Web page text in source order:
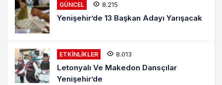
GÜNCEL 8.215
Yenişehir’de 13 Başkan Adayı Yarışacak
ETKINLIKLER 8.013
Letonyalı Ve Makedon Dansçılar
Yenişehir’de